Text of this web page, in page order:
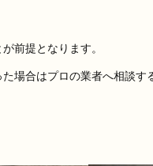
前提となります。
場合はプロの業者へ相談す